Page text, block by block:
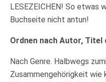
LESEZEICHEN! So etwas
Buchseite nicht antun!
Ordnen nach Autor, Titel
Nach Genre. Halbwegs
Zusammengehörigkeit